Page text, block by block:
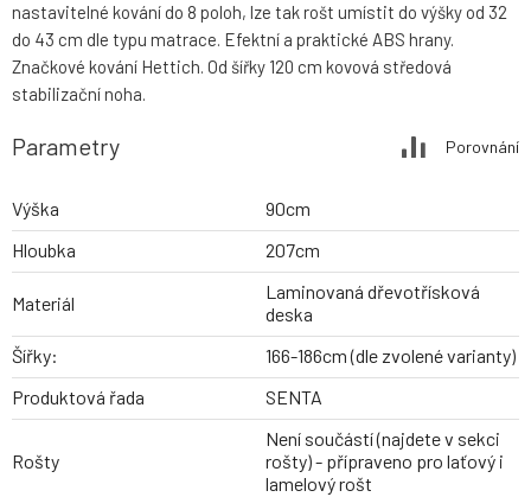
nastavitelné kování do 8 poloh, lze tak rošt umístit do výšky od 32
do 43 cm dle typu matrace. Efektní a praktické ABS hrany.
Značkové kování Hettich. Od šířky 120 cm kovová středová
stabilizační noha.
Parametry Porovnání
Výška
90cm
Hloubka
207cm
Materiál
Laminovaná dřevotřísková
deska
Šířky:
166-186cm (dle zvolené varianty)
Produktová řada
SENTA
Rošty
Není součástí (najdete v sekci
rošty) - přípraveno pro laťový i
lamelový rošt